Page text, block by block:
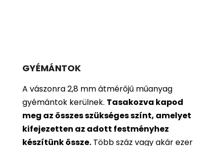
GYÉMÁNTOK
A vászonra 2,8 mm átmérőjű műanyag
gyémántok kerülnek. Tasakozva kapod
meg az összes szükséges színt, amelyet
kifejezetten az adott festményhez
készítünk össze. Több száz vagy akár ezer